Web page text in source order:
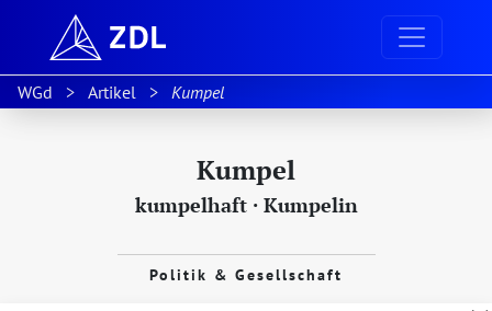
WGd Artikel Kumpel
Kumpel
kumpelhaft· Kumpelin
Politik & Gesellschaft